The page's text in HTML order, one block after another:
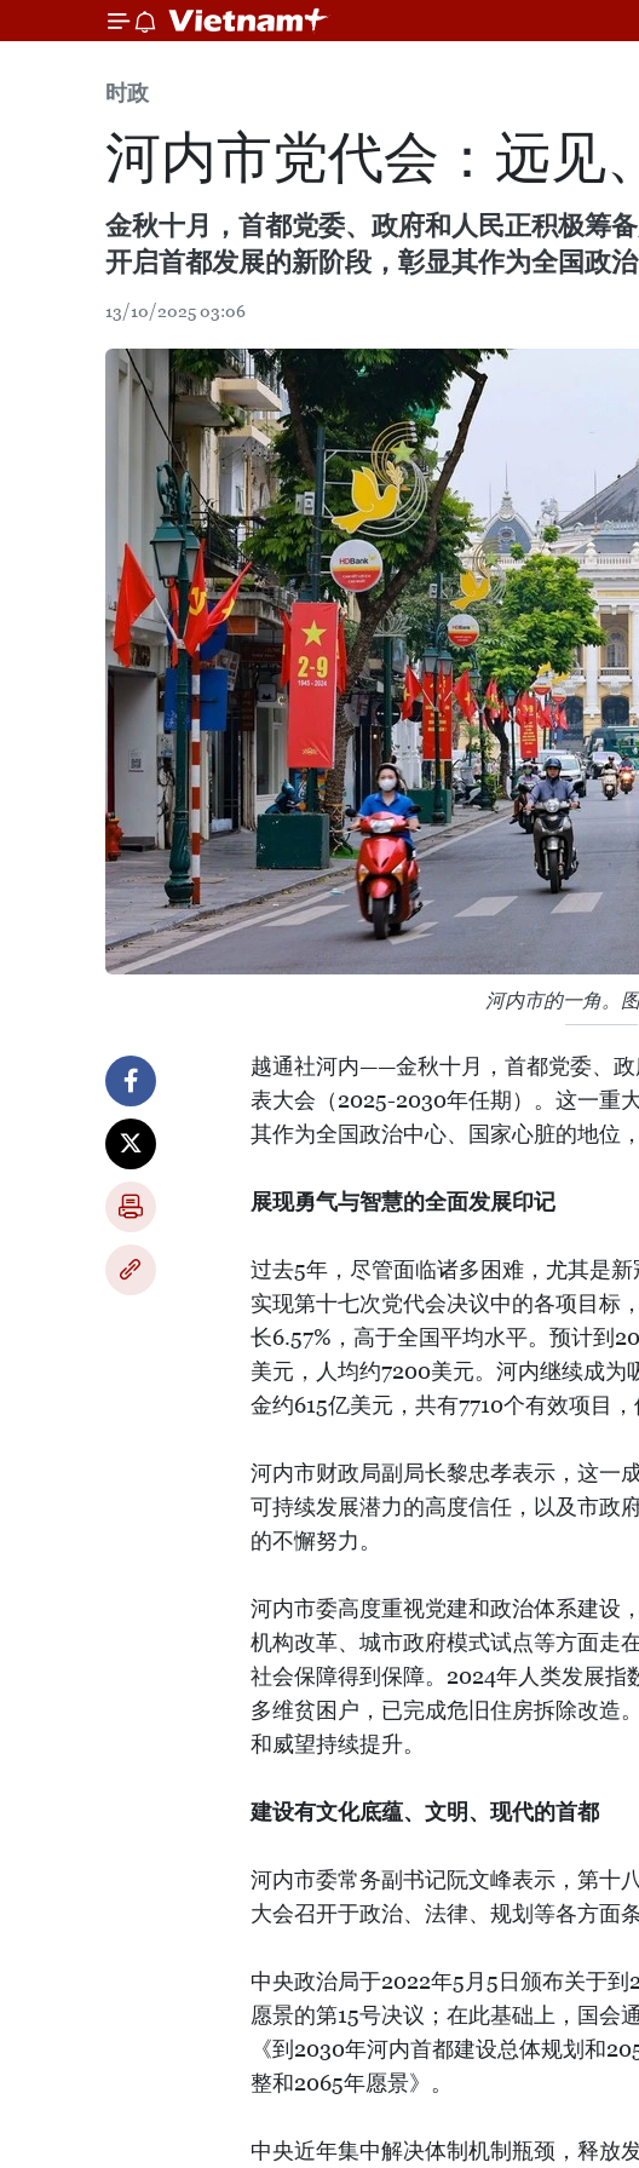
时政
河内市党代会：远见
金秋十月，首都党委、政府和人民正积极筹
开启首都发展的新阶段，彰显其作为全国政
13/10/2025 03:06
河内市的一角。
越通社河内——金秋十月，首都党委、
表大会（2025-2030年任期）。这一重
其作为全国政治中心、国家心脏的地位
展现勇气与智慧的全面发展印记
过去5年，尽管面临诸多困难，尤其是
实现第十七次党代会决议中的各项目标
长6.57%，高于全国平均水平。预计到
美元，人均约7200美元。河内继续成
金约615亿美元，共有7710个有效项目，
河内市财政局副局长黎忠孝表示，这一
可持续发展潜力的高度信任，以及市政
的不懈努力。
河内市委高度重视党建和政治体系建设
机构改革、城市政府模式试点等方面走
社会保障得到保障。2024年人类发展
多维贫困户，已完成危旧住房拆除改造
和威望持续提升。
建设有文化底蕴、文明、现代的首都
河内市委常务副书记阮文峰表示，第十
大会召开于政治、法律、规划等各方面
中央政治局于2022年5月5日颁布关于
愿景的第15号决议；在此基础上，国会
《到2030年河内首都建设总体规划和
整和2065年愿景》。
中央近年集中解决体制机制瓶颈，释放